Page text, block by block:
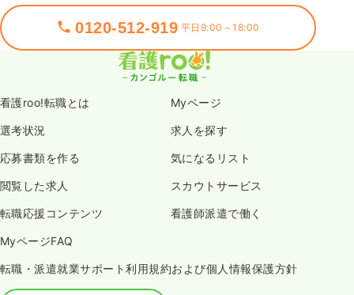
0120-512-919 平日9:00～18:00
看護roo!転職とは Myページ
選考状況 求人を探す
応募書類を作る 気になるリスト
閲覧した求人 スカウトサービス
転職応援コンテンツ 看護師派遣で働く
MyページFAQ
転職・派遣就業サポート利用規約および個人情報保護方針